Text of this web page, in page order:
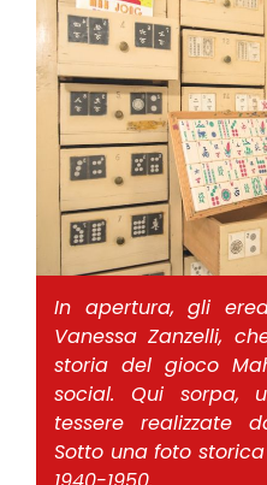
In apertura, gli
Vanessa Zanzelli,
storia del gioco
social. Qui sorpa,
tessere realizzate
Sotto una foto